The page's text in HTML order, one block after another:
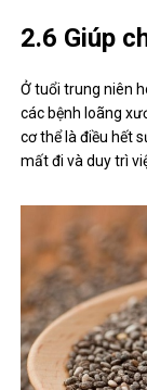
2.6 Giúp
Ở tuổi trung niên
các bệnh loãng
cơ thể là điều hết
mất đi và duy trì